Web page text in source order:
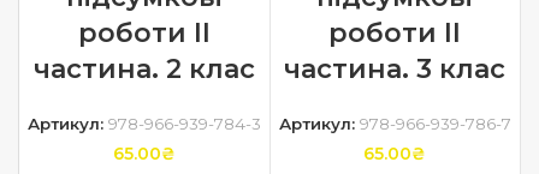
роботи ІI
частина. 2 клас
Артикул: 978-966-939-784-3
65.00₴
роботи ІI
частина. 3 клас
Артикул: 978-966-939-786-7
65.00₴